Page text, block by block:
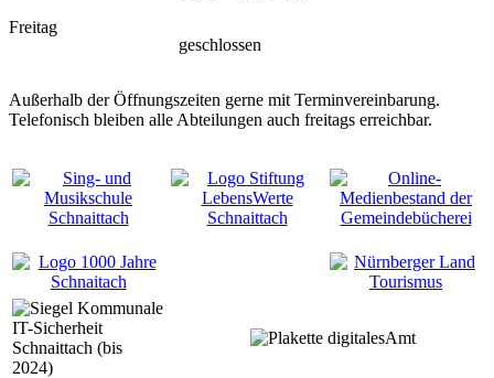
Freitag
geschlossen
Außerhalb der Öffnungszeiten gerne mit Terminvereinbarung.
Telefonisch bleiben alle Abteilungen auch freitags erreichbar.